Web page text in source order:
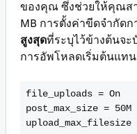
ของคุณ ซึ่งช่วยให้คุณส
MB การตั้งค่าขีดจำกัดก
สูงสุดที่ระบุไว้ข้างต้นจะ
การอัพโหลดเริ่มต้นแทน
file_uploads = On
post_max_size = 50M